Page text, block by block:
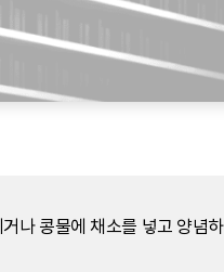
나 콩물에 채소를 넣고 양념